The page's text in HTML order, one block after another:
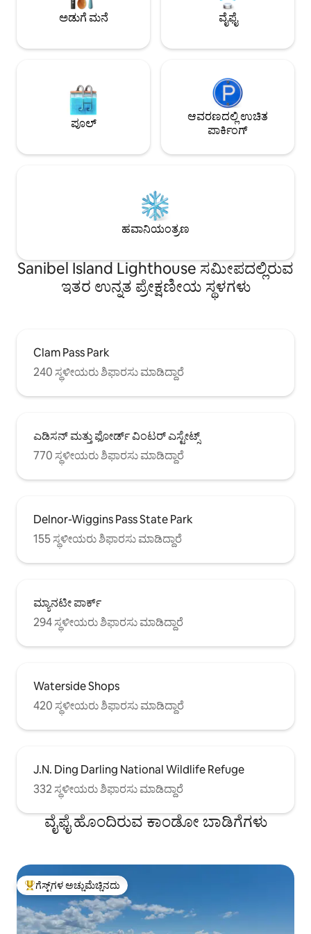
ಕಾಲುವೆಯ ಪೂಲ್ w/ ವೀಕ್ಷಣೆಗಳು! ಕಡಲತೀರದ
ಪ್ರೇರಿತ ವಿಲ್ಲಾ! ದೊಡ್ಡ ಕ್ಯಾಪ್ಟನ್‌ಗಳು ನಡೆಯುತ್ತಾರೆ ಮತ್ತು
ಸುಲಭವನ್ನು
ಸೂಕ್ತವಾಗಿದೆ.
ಅಡುಗೆ ಮನೆ ವೈಫೈ
ಪೂಲ್
ಆವರಣದಲ್ಲಿ ಉಚಿತ
ಪಾರ್ಕಿಂಗ್
ಹವಾನಿಯಂತ್ರಣ
Sanibel Island Lighthouse ಸಮೀಪದಲ್ಲಿರುವ
ಇತರ ಉನ್ನತ ಪ್ರೇಕ್ಷಣೀಯ ಸ್ಥಳಗಳು
Clam Pass Park
240 ಸ್ಥಳೀಯರು ಶಿಫಾರಸು ಮಾಡಿದ್ದಾರೆ
ಎಡಿಸನ್ ಮತ್ತು ಫೋರ್ಡ್ ವಿಂಟರ್ ಎಸ್ಟೇಟ್ಸ್
770 ಸ್ಥಳೀಯರು ಶಿಫಾರಸು ಮಾಡಿದ್ದಾರೆ
Delnor-Wiggins Pass State Park
155 ಸ್ಥಳೀಯರು ಶಿಫಾರಸು ಮಾಡಿದ್ದಾರೆ
ಮ್ಯಾನಟೀ ಪಾರ್ಕ್
294 ಸ್ಥಳೀಯರು ಶಿಫಾರಸು ಮಾಡಿದ್ದಾರೆ
Waterside Shops
420 ಸ್ಥಳೀಯರು ಶಿಫಾರಸು ಮಾಡಿದ್ದಾರೆ
J.N. Ding Darling National Wildlife Refuge
332 ಸ್ಥಳೀಯರು ಶಿಫಾರಸು ಮಾಡಿದ್ದಾರೆ
ವೈಫೈ ಹೊಂದಿರುವ ಕಾಂಡೋ ಬಾಡಿಗೆಗಳು
ಗೆಸ್ಟ್‌ಗಳಿಗೆ ಅತಿ ಹೆಚ್ಚು ಅಚ್ಚುಮೆಚ್ಚಿನದು
ಗೆಸ್ಟ್‌ಗಳ ಅಚ್ಚುಮೆಚ್ಚಿನದು